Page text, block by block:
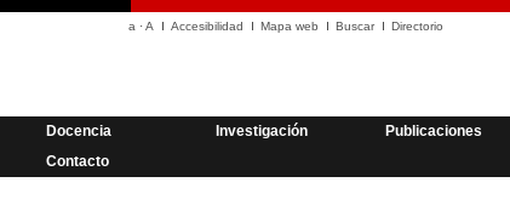
a ·A Accesibilidad Mapa web Buscar Directorio
Docencia Investigación Publicaciones
Contacto